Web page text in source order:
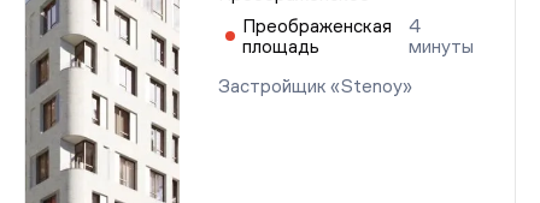
Преображенская
площадь
4
минуты
Застройщик «Stenoy»